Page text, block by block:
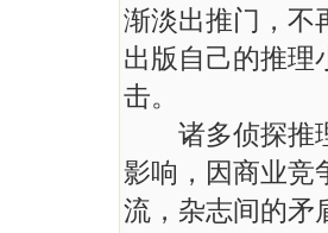
渐淡出推门，不
出版自己的推理
击。
诸多侦探推理
影响，因商业竞
流，杂志间的矛